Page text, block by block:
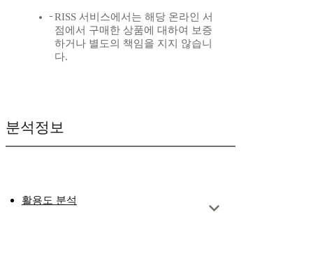
RISS 서비스에서는 해당 온라인 서
점에서 구매한 상품에 대하여 보증
하거나 별도의 책임을 지지 않습니
다.
분석정보
활용도 분석